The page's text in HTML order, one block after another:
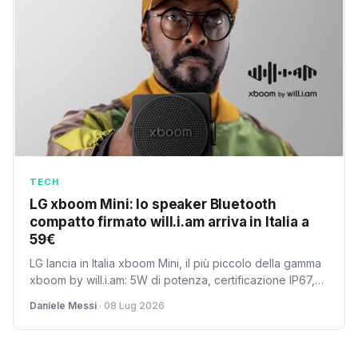
TECH
LG xboom Mini: lo speaker Bluetooth
compatto firmato will.i.am arriva in Italia a
59€
LG lancia in Italia xboom Mini, il più piccolo della gamma
xboom by will.i.am: 5W di potenza, certificazione IP67,
Pesa solo 220g e costa 59 euro nelle colorazioni Black
e Warm Grey.
Daniele Messi · 08 Lug 2026